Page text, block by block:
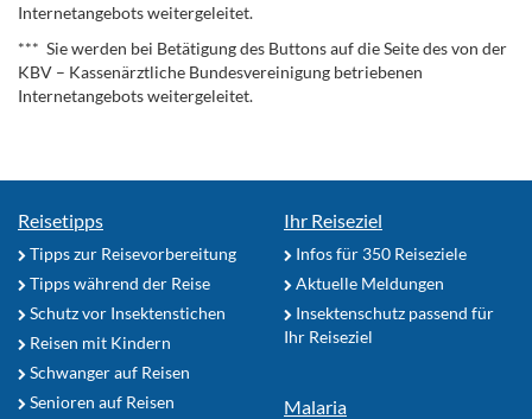
Internetangebots weitergeleitet.
*** Sie werden bei Betätigung des Buttons auf die Seite des von der
KBV – Kassenärztliche Bundesvereinigung betriebenen
Internetangebots weitergeleitet.
Reisetipps
Tipps zur Reisevorbereitung
Tipps während der Reise
Schutz vor Insektenstichen
Reisen mit Kindern
Schwanger auf Reisen
Senioren auf Reisen
Ihr Reiseziel
Infos für 350 Reiseziele
Aktuelle Meldungen
Insektenschutz passend für
Ihr Reiseziel
Malaria